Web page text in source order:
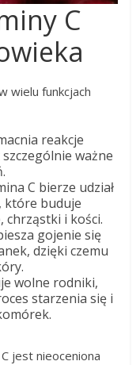
C
wielu funkcjach
reakcje
ważne
C bierze udział
które buduje
chrząstki i kości.
gojenie się
dzięki czemu
wolne rodniki,
starzenia się i
jest nieoceniona